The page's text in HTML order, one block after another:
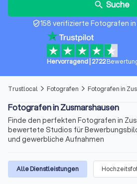
search Suche
verified_user158 verifizierte Fotografen
Hervorragend| 2722
Trustlocal arrow_forward_ios Fotografen arrow_forward_ios Fotografen in
Fotografen in Zusmarshausen
Finde den perfekten Fotografen in
bewertete Studios für
und gewerbliche Aufnahmen
Alle Dienstleistungen